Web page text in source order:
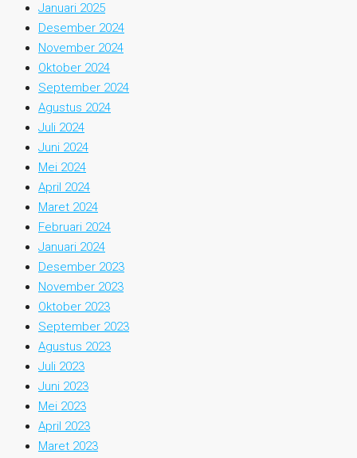
Januari 2025
Desember 2024
November 2024
Oktober 2024
September 2024
Agustus 2024
Juli 2024
Juni 2024
Mei 2024
April 2024
Maret 2024
Februari 2024
Januari 2024
Desember 2023
November 2023
Oktober 2023
September 2023
Agustus 2023
Juli 2023
Juni 2023
Mei 2023
April 2023
Maret 2023